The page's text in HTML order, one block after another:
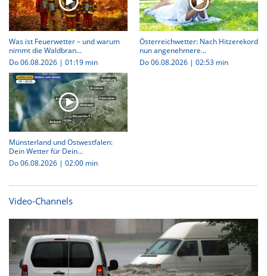
Was ist Feuerwetter – und warum
nimmt die Waldbran...
Do 06.08.2026 | 01:19 min
Österreichwetter: Nach Hitzerekord
nun angenehmere...
Do 06.08.2026 | 02:53 min
Münsterland und Ostwestfalen:
Dein Wetter für Dein...
Do 06.08.2026 | 02:00 min
Video-Channels